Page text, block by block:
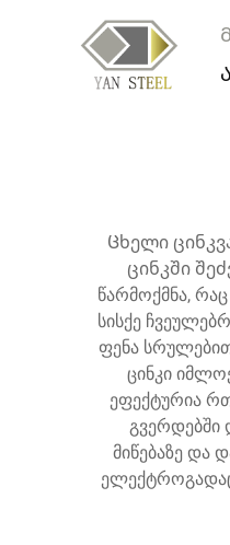
Ცხელი
ცინკში
წარმოქმნა,
სისქე
ფენა
ცინკი
ეფექტურია
გვერდებში
მიწებაზე და